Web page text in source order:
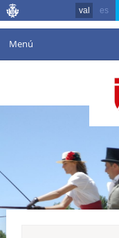
val es
Menú
Agenda
Comunicació
València en esport